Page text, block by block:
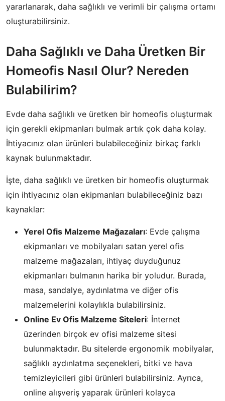
yararlanarak, daha sağlıklı ve verimli bir çalışma ortamı
oluşturabilirsiniz.
Daha Sağlıklı ve Daha Üretken Bir
Homeofis Nasıl Olur? Nereden
Bulabilirim?
Evde daha sağlıklı ve üretken bir homeofis oluşturmak
için gerekli ekipmanları bulmak artık çok daha kolay.
İhtiyacınız olan ürünleri bulabileceğiniz birkaç farklı
kaynak bulunmaktadır.
İşte, daha sağlıklı ve üretken bir homeofis oluşturmak
için ihtiyacınız olan ekipmanları bulabileceğiniz bazı
kaynaklar:
Yerel Ofis Malzeme Mağazaları: Evde çalışma
ekipmanları ve mobilyaları satan yerel ofis
malzeme mağazaları, ihtiyaç duyduğunuz
ekipmanları bulmanın harika bir yoludur. Burada,
masa, sandalye, aydınlatma ve diğer ofis
malzemelerini kolaylıkla bulabilirsiniz.
Online Ev Ofis Malzeme Siteleri: İnternet
üzerinden birçok ev ofisi malzeme sitesi
bulunmaktadır. Bu sitelerde ergonomik mobilyalar,
sağlıklı aydınlatma seçenekleri, bitki ve hava
temizleyicileri gibi ürünleri bulabilirsiniz. Ayrıca,
online alışveriş yaparak ürünleri kolayca